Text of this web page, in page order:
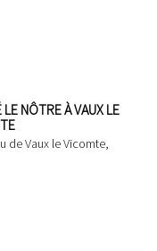
LE NÔTRE À VAUX LE
de Vaux le Vicomte,